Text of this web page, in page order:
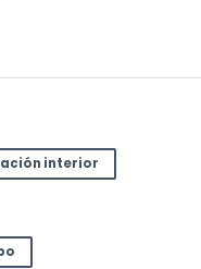
interior